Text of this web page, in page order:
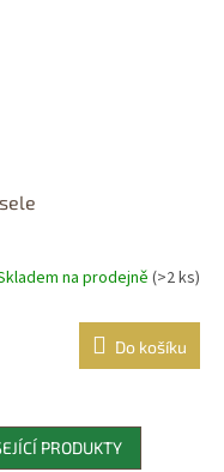
na prodejně (>2 ks)
Do košíku
PRODUKTY